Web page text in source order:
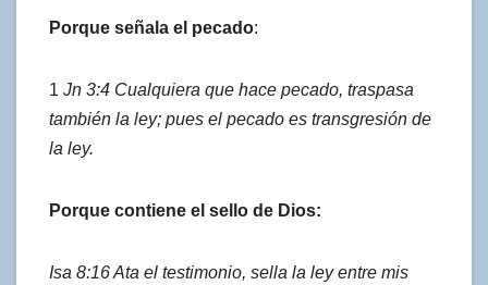
Porque señala el pecado:
1 Jn 3:4 Cualquiera que hace pecado, traspasa
también la ley; pues el pecado es transgresión de
la ley.
Porque contiene el sello de Dios:
Isa 8:16 Ata el testimonio, sella la ley entre mis